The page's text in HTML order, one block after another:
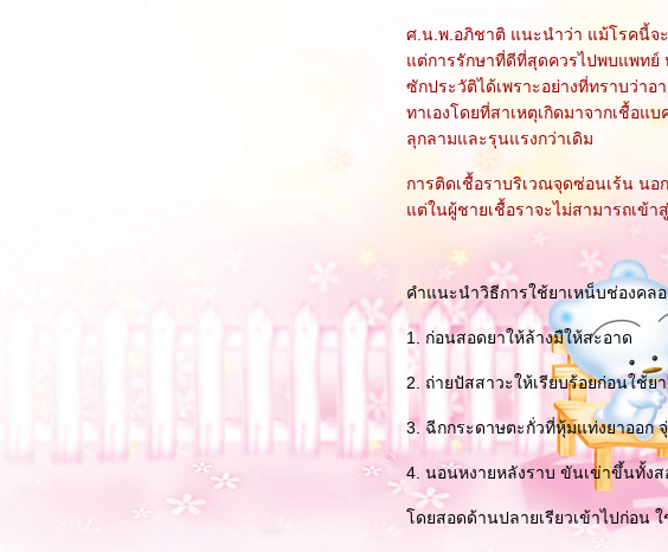
ศ.น.พ.อภิชาติ แนะนำว่า แม้โรคนี้จ
ต่การรักษาที่ดีที่สุดควรไปพบแพทย์
ซักประวัติได้เพราะอย่างที่ทราบว่า
ทาเองโดยที่สาเหตุเกิดมาจากเชื้อแ
ลุกลามและรุนแรงกว่าเดิม
การติดเชื้อราบริเวณจุดซ่อนเร้น นอ
ต่ในผู้ชายเชื้อราจะไม่สามารถเข้า
คำแนะนำวิธีการใช้ยาเหน็บช่องคล
1. ก่อนสอดยาให้ล้างมืให้สะอาด
2. ถ่ายปัสสาวะให้เรียบร้อยก่อนใช้ยา
3. ฉีกกระดาษตะกั่วที่หุ้มแท่งยาออก
4. นอนหงายหลังราบ ขันเข่าขึ้นทั้ง
ดยสอดด้านปลายเรียวเข้าไปก่อน